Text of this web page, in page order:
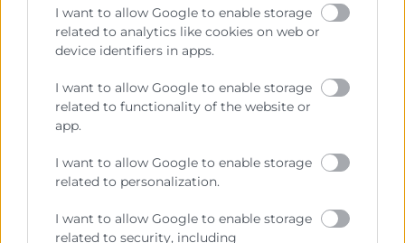
I want to allow Google to enable storage
related to analytics like cookies on web or
device identifiers in apps.
I want to allow Google to enable storage
related to functionality of the website or
app.
I want to allow Google to enable storage
related to personalization.
I want to allow Google to enable storage
related to security, including
Recursos
Sobre la Cambra
Perfil del contractant
Preu taula cítrics